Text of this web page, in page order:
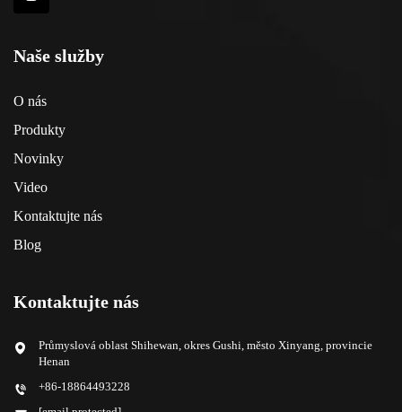
Naše služby
O nás
Produkty
Novinky
Video
Kontaktujte nás
Blog
Kontaktujte nás
Průmyslová oblast Shihewan, okres Gushi, město Xinyang, provincie
Henan
+86-18864493228